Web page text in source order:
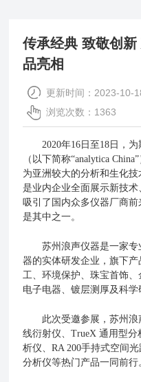
传承经典 致敬创
品亮相
更新时间：2023-10-
浏览次数：1363
2020年16日至18日，为
（以下简称“analytica
为亚洲较大的分析和生化技
是业内企业全面展示新技
吸引了国内众多仪器厂商前
是其中之一。
苏州浪声仪器是一家专
器的实体研发企业 ，旗下产
工、环境保护、珠宝首饰、
电子电器、镀层测厚及科学
此次受邀参展，苏州浪
线衍射仪、TrueX 通用型
析仪、RA 200手持式空间
分析仪等热门产品一同前行